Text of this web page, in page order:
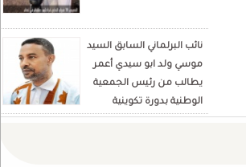
نائب البرلماني السابق السيد
موسي ولد ابو سيدي أعمر
يطالب من رئيس الجمعية
الوطنية بدورة تكوينية
للنواب الجديد